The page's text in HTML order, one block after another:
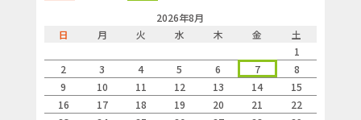
2026年8月
日
月 火 水 木 金
土
1
2
3 4 5 6 7
8
9
10 11 12 13 14
15
16
17 18 19 20 21
22